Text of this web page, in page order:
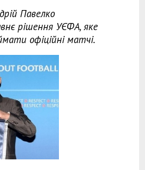
Павелко
рішення УЄФА, яке
офіційні матчі.